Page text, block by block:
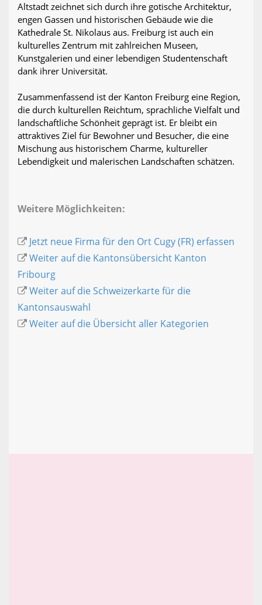
Altstadt zeichnet sich durch ihre gotische Architektur,
engen Gassen und historischen Gebäude wie die
Kathedrale St. Nikolaus aus. Freiburg ist auch ein
kulturelles Zentrum mit zahlreichen Museen,
Kunstgalerien und einer lebendigen Studentenschaft
dank ihrer Universität.
Zusammenfassend ist der Kanton Freiburg eine Region,
die durch kulturellen Reichtum, sprachliche Vielfalt und
landschaftliche Schönheit geprägt ist. Er bleibt ein
attraktives Ziel für Bewohner und Besucher, die eine
Mischung aus historischem Charme, kultureller
Lebendigkeit und malerischen Landschaften schätzen.
Weitere Möglichkeiten:
Jetzt neue Firma für den Ort Cugy (FR) erfassen
Weiter auf die Kantonsübersicht Kanton
Fribourg
Weiter auf die Schweizerkarte für die
Kantonsauswahl
Weiter auf die Übersicht aller Kategorien